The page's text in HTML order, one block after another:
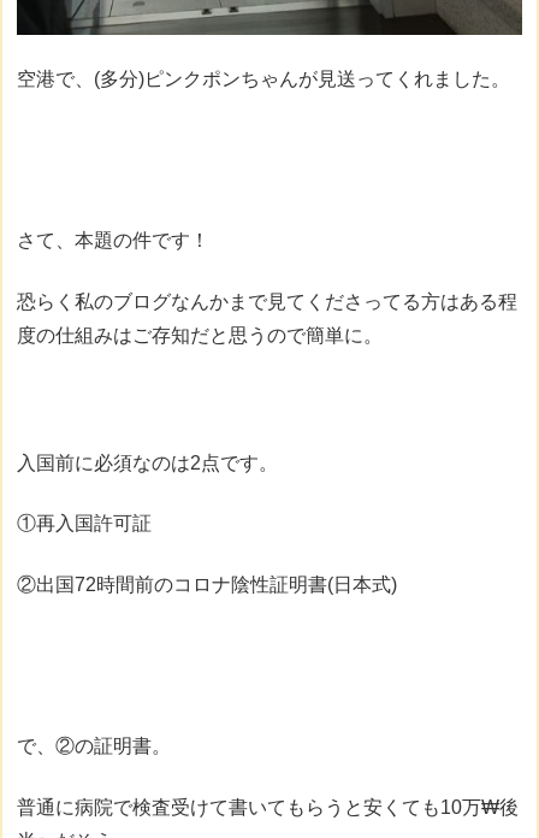
空港で、(多分)ピンクポンちゃんが見送ってくれました。
さて、本題の件です！
恐らく私のブログなんかまで見てくださってる方はある程
度の仕組みはご存知だと思うので簡単に。
入国前に必須なのは2点です。
①再入国許可証
②出国72時間前のコロナ陰性証明書(日本式)
で、②の証明書。
普通に病院で検査受けて書いてもらうと安くても10万₩後